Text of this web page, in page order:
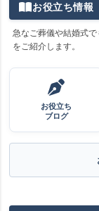
お役立ち情報
急なご葬儀や結婚式
をご紹介します。
お役立ち
ブログ